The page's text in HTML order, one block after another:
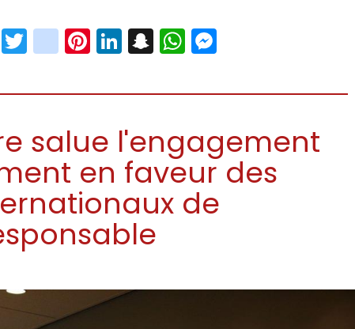
Facebook
Twitter
instagram
Pinterest
LinkedIn
Snapchat
WhatsApp
salue l'engagement
en faveur des
de